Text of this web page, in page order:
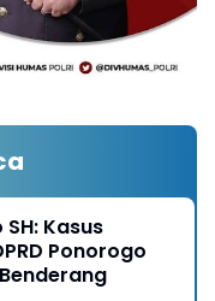
Kasus
Ponorogo